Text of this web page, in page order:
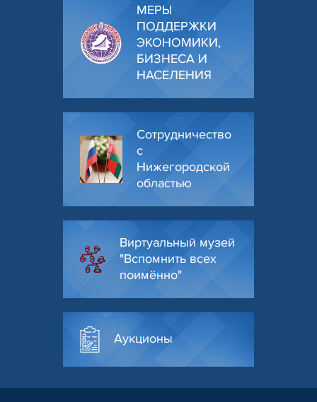
МЕРЫ
ПОДДЕРЖКИ
ЭКОНОМИКИ,
БИЗНЕСА И
НАСЕЛЕНИЯ
Сотрудничество
с
Нижегородской
областью
Виртуальный музей
"Вспомнить всех
поимённо"
Аукционы